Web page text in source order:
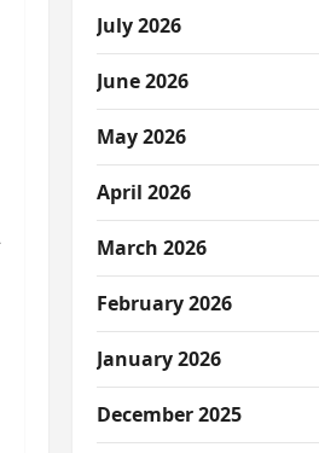
July 2026
June 2026
May 2026
April 2026
March 2026
February 2026
January 2026
December 2025